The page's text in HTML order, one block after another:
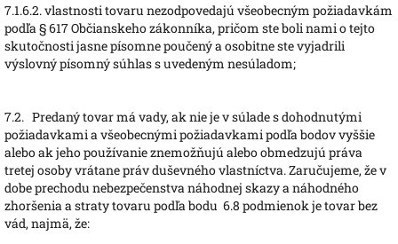
7.1.6.2.vlastnosti tovaru nezodpovedajú všeobecným požiadavkám
podľa § 617 Občianskeho zákonníka, pričom ste boli nami o tejto
skutočnosti jasne písomne poučený a osobitne ste vyjadrili
výslovný písomný súhlas s uvedeným nesúladom;
7.2. Predaný tovar má vady, ak nie je v súlade s dohodnutými
požiadavkami a všeobecnými požiadavkami podľa bodov vyššie
alebo ak jeho používanie znemožňujú alebo obmedzujú práva
tretej osoby vrátane práv duševného vlastníctva. Zaručujeme, že v
dobe prechodu nebezpečenstva náhodnej skazy a náhodného
zhoršenia a straty tovaru podľa bodu 6.8 podmienok je tovar bez
vád, najmä, že: